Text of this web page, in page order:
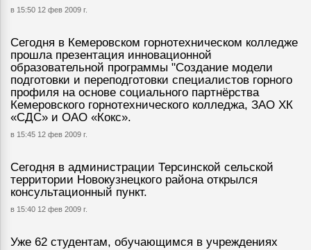
в 15:50 12 фев 2009 г.
Сегодня в Кемеровском горнотехническом колледже
прошла презентация инновационной
образовательной программы "Создание модели
подготовки и переподготовки специалистов горного
профиля на основе социального партнёрства
Кемеровского горнотехнического колледжа, ЗАО ХК
«СДС» и ОАО «Кокс».
в 15:45 12 фев 2009 г.
Сегодня в администрации Терсинской сельской
территории Новокузнецкого района открылся
консультационный пункт.
в 15:40 12 фев 2009 г.
Уже 62 студентам, обучающимся в учреждениях